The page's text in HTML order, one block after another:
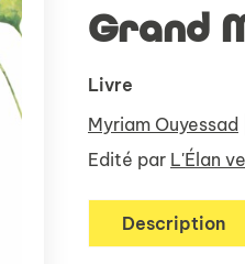
Grand
Livre
Myriam Ouyessad
Edité par L'Élan
Description